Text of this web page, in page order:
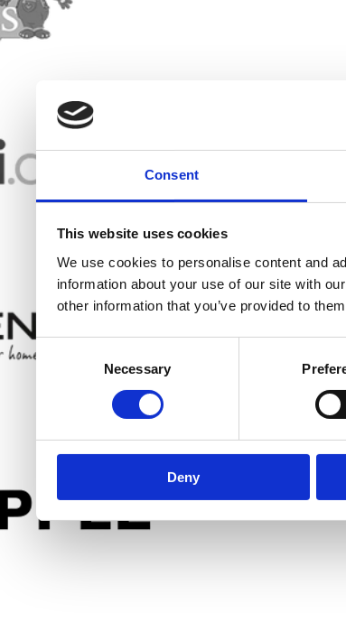
Consent
This website uses cookies
We use cookies to personalise content and
information about your use of our site with
other information that you’ve provided to
Necessary
Deny